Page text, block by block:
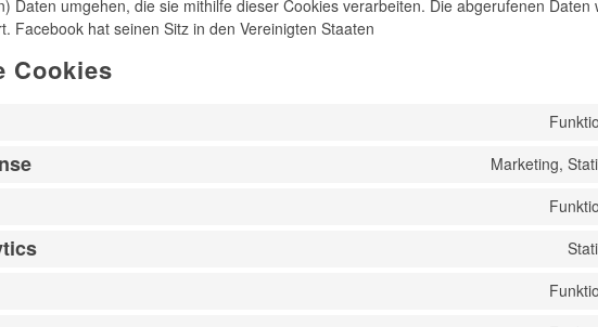
Daten umgehen, die sie mithilfe dieser Cookies verarbeiten. Die abgerufenen Daten
Facebook hat seinen Sitz in den Vereinigten Staaten
Cookies
Marketing,